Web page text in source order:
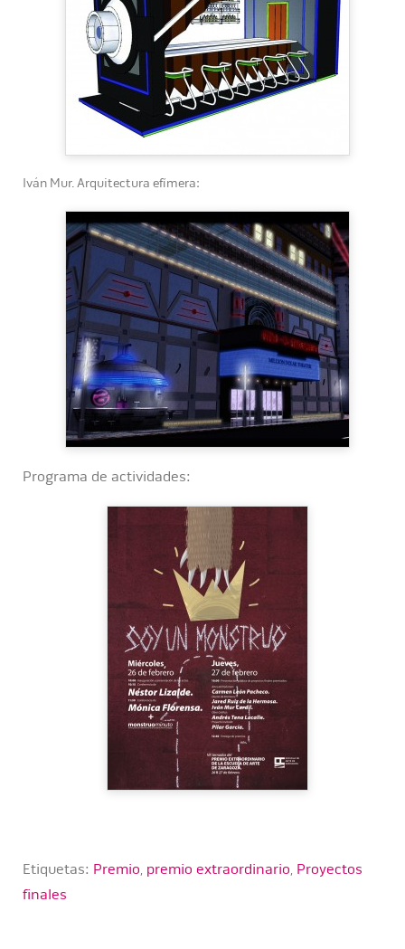
Iván Mur. Arquitectura efímera:
Programa de actividades:
Etiquetas: Premio, premio extraordinario, Proyectos
finales